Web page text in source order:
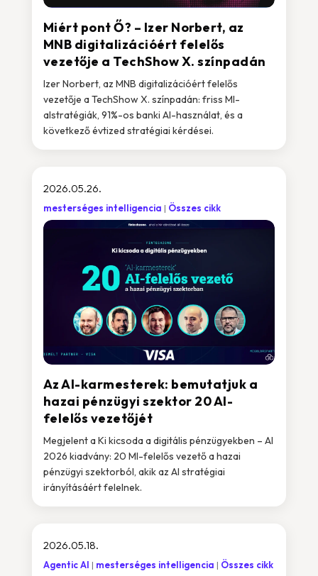
Miért pont Ő? – Izer Norbert, az
MNB digitalizációért felelős
vezetője a TechShow X. színpadán
Izer Norbert, az MNB digitalizációért felelős
vezetője a TechShow X. színpadán: friss MI-
alstratégiák, 91%-os banki AI-használat, és a
következő évtized stratégiai kérdései.
Az AI-karmesterek: bemutatjuk a
hazai pénzügyi szektor 20 AI-
felelős vezetőjét
2026.05.26.
mesterséges intelligencia Összes cikk
Megjelent a Ki kicsoda a digitális pénzügyekben – AI
2026 kiadvány: 20 MI-felelős vezető a hazai
pénzügyi szektorból, akik az AI stratégiai
irányításáért felelnek.
2026.05.18.
Agentic AI mesterséges intelligencia Összes cikk